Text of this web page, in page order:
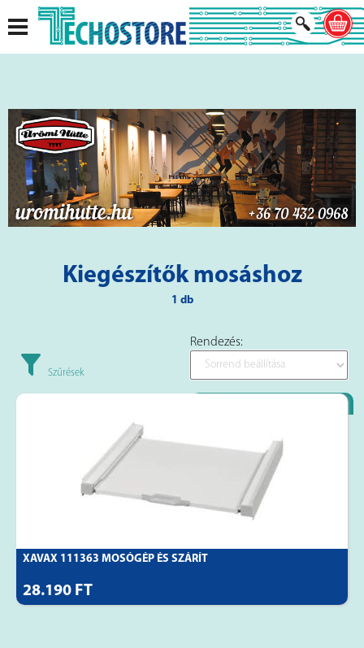
Kiegészítők mosáshoz
1 db
Szűrések
Rendezés:
XAVAX 111363 MOSÓGÉP ÉS SZÁRÍT
28.190 FT